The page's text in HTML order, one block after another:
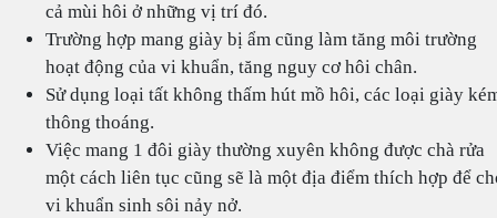
cả mùi hôi ở những vị trí đó.
Trường hợp mang giày bị ẩm cũng làm tăng môi trường
hoạt động của vi khuẩn, tăng nguy cơ hôi chân.
Sử dụng loại tất không thấm hút mồ hôi, các loại giày
thông thoáng.
Việc mang 1 đôi giày thường xuyên không được chà rửa
một cách liên tục cũng sẽ là một địa điểm thích hợp để
vi khuẩn sinh sôi nảy nở.